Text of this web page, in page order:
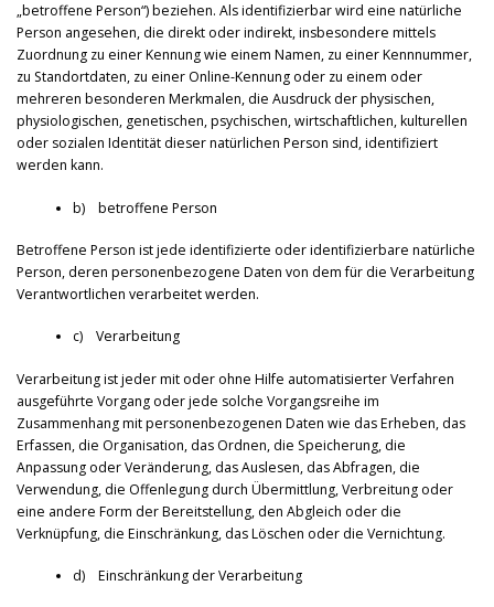
„betroffene Person“) beziehen. Als identifizierbar wird eine natürliche
Person angesehen, die direkt oder indirekt, insbesondere mittels
Zuordnung zu einer Kennung wie einem Namen, zu einer Kennnummer,
zu Standortdaten, zu einer Online-Kennung oder zu einem oder
mehreren besonderen Merkmalen, die Ausdruck der physischen,
physiologischen, genetischen, psychischen, wirtschaftlichen, kulturellen
oder sozialen Identität dieser natürlichen Person sind, identifiziert
werden kann.
b) betroffene Person
Betroffene Person ist jede identifizierte oder identifizierbare natürliche
Person, deren personenbezogene Daten von dem für die Verarbeitung
Verantwortlichen verarbeitet werden.
c) Verarbeitung
Verarbeitung ist jeder mit oder ohne Hilfe automatisierter Verfahren
ausgeführte Vorgang oder jede solche Vorgangsreihe im
Zusammenhang mit personenbezogenen Daten wie das Erheben, das
Erfassen, die Organisation, das Ordnen, die Speicherung, die
Anpassung oder Veränderung, das Auslesen, das Abfragen, die
Verwendung, die Offenlegung durch Übermittlung, Verbreitung oder
eine andere Form der Bereitstellung, den Abgleich oder die
Verknüpfung, die Einschränkung, das Löschen oder die Vernichtung.
d) Einschränkung der Verarbeitung